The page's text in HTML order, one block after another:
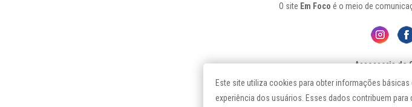
O site Em Foco é o meio de
Assessoria de
Diocese de
Este site utiliza cookies para obter informações básicas
experiência dos usuários. Esses dados contribuem